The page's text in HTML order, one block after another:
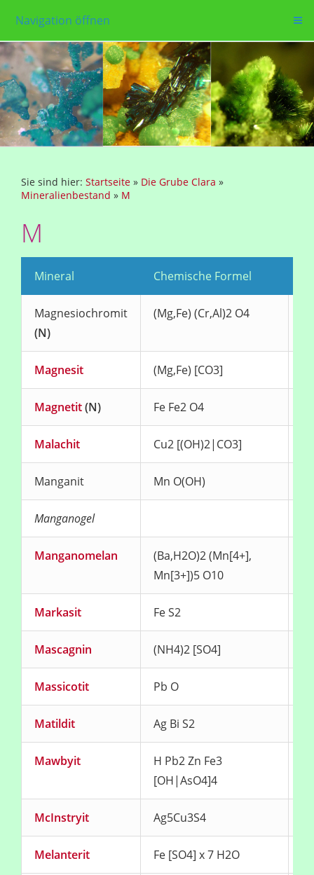
Navigation öffnen
Sie sind hier: Startseite » Die Grube Clara »
Mineralienbestand » M
M
Mineral Chemische Formel
Magnesiochromit
(N)
(Mg,Fe) (Cr,Al)2 O4
Magnesit (Mg,Fe) [CO3]
Magnetit(N) Fe Fe2 O4
Malachit Cu2 [(OH)2|CO3]
Manganit Mn O(OH)
Manganogel
Manganomelan
(Ba,H2O)2 (Mn[4+],
Mn[3+])5 O10
Markasit Fe S2
Mascagnin (NH4)2 [SO4]
Massicotit Pb O
Matildit Ag Bi S2
Mawbyit
H Pb2 Zn Fe3
[OH|AsO4]4
McInstryit Ag5Cu3S4
Melanterit Fe [SO4] x 7 H2O